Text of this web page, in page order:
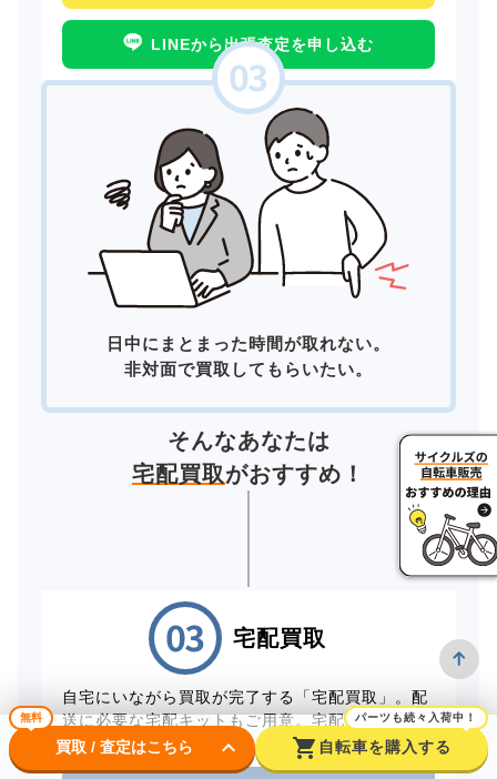
LINEから出張査定を申し込む
日中にまとまった時間が取れない。
非対面で買取してもらいたい。
そんなあなたは
宅配買取がおすすめ！
宅配買取
自宅にいながら買取が完了する「宅配買取」。配
送に必要な宅配キットもご用意。宅配キットは配
送料無料です。
無料
買取 / 査定はこちら keyboard_arrow_down shopping_cart
パーツも続々入荷中！
自転車を購入する